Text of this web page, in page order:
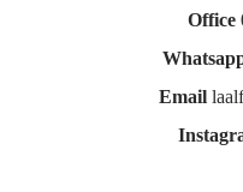
Office
Email